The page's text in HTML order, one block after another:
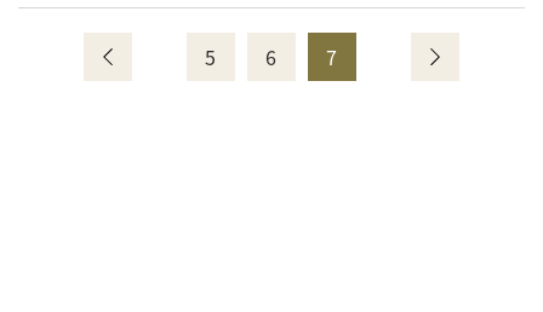
5 6 7